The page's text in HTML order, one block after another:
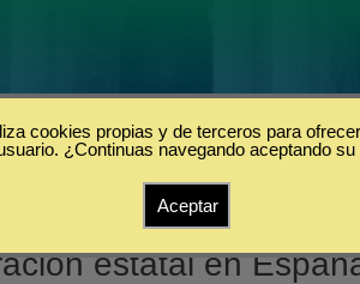
estatal en
cookies propias y de terceros para
¿Continuas navegando aceptando su
Aceptar